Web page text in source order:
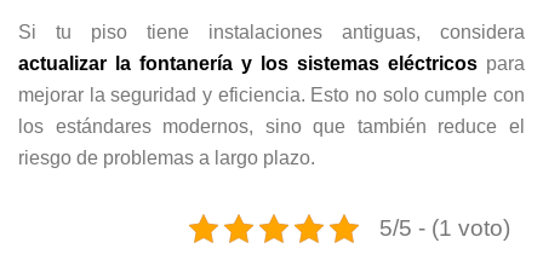
Si tu piso tiene instalaciones antiguas, considera
actualizar la fontanería y los sistemas eléctricos para
mejorar la seguridad y eficiencia. Esto no solo cumple con
los estándares modernos, sino que también reduce el
riesgo de problemas a largo plazo.
5/5 - (1 voto)